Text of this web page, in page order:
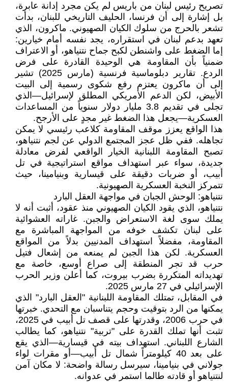
تصريح رئيس لبنان من باريس لم يكن مجرد إدانة عابرة،
بل إشارة إلى أن فرنسا، الحليف التاريخي للبنان، بدأت
تشعر بالحرج من سلوك الكيان الصهيوني. ماكرون، الذي
تعهد بدعم لبنان في استقراره، يجد نفسه أمام خيارين:
إما الضغط على واشنطن لكبح جماح نتنياهو، أو الاعتراف
ضمنياً بأن المقاومة هي الوحيدة القادرة على فرض
الردع. تقارير دبلوماسية فرنسية (مارس 2025) تشير
إلى أن ماكرون يعتزم رفع شكوى رسمية إلى البيت
الأبيض، لكن الدعم الأمريكي المطلق لإسرائيل—الذي
تجلى في تقديم 3.8 مليار دولار سنوياً من المساعدات
العسكرية—يجعل هذا الضغط غير مجدٍ على الأرجح.
هذا الواقع يعزز موقف المقاومة كلاعب رئيسي لا يمكن
تجاهله. ففي ظل عجز المجتمع الدولي عن لجم نتنياهو،
تصبح المقاومة اللبنانية الخيار الواقعي لفرض معادلة
جديدة، سواء عبر استهداف مواقع استراتيجية في تل
أبيب، أو ضربات دقيقة على قيسارية وبنيامينا، حيث
تتمركز النخبة العسكرية الصهيونية.
نتنياهو: الوحش الجبان في مواجهة العقل البارد
نتنياهو، الذي يقود الكيان الصهيوني منذ عقود، أثبت أنه لا
يملك سوى لغة الاستعراض والجبن. غاراته العشوائية
على لبنان تكشف خوفه من المواجهة المباشرة مع
المقاومة، مفضلاً استهداف المدنيين بدلاً من المواقع
العسكرية. لكن هذا الجبن لم يمنعه من إشعال فتيل
حرب قد تجر المنطقة إلى صراع أوسع، خاصة مع
تهديداته المتكررة بضرب بيروت، كما أعلن وزير الحرب
الإسرائيلي في 27 مارس 2025.
في المقابل، تمتلك المقاومة اللبنانية "العقل البارد" الذي
يمكنها من الرد بتوقيت وحجم يتناسبان مع التحدي. خبرتها
في حرب 2006، وقدرتها على قصف تل أبيب في 2025،
تثبت أنها تملك القدرة على "تربية" نتنياهو، كما يطالب
الشارع اللبناني. استهداف بيته في قيسارية—الذي يقع
على بعد 40 كيلومتراً شمال تل أبيب—أو مقرات لواء
جولاني في بنيامينا، سيرسل رسالة واضحة: لا مكان آمن
لنتنياهو أو قادته طالما استمر في عدوانه.